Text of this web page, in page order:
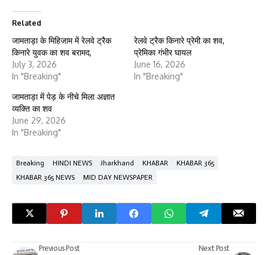
Related
जामताड़ा के मिहिजाम में रेलवे ट्रैक
किनारे युवक का शव बरामद,
July 3, 2026
In "Breaking"
रेलवे ट्रैक किनारे प्रेमी का शव,
प्रेमिका गंभीर घायल
June 16, 2026
In "Breaking"
जामताड़ा में पेड़ के नीचे मिला अज्ञात
व्यक्ति का शव
June 29, 2026
In "Breaking"
Breaking HINDI NEWS Jharkhand KHABAR
KHABAR 365
KHABAR 365 NEWS
MID DAY NEWSPAPER
Previous Post Next Post